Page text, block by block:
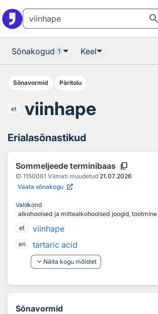
search
Sõnakogud 1 Keel
Sõnavormid Päritolu
et viinhape
Erialasõnastikud
Sommeljeede terminibaas content_copy
ID 1150081 Viimati muudetud 21.07.2026
Vaata sõnakogu
Valdkond
alkohoolsed ja mittealkohoolsed joogid,
et
viinhape
en
tartaric acid
keyboard_arrow_down Näita kogu mõistet
Sõnavormid